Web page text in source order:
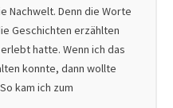
Nachwelt. Denn die Worte
Geschichten erzählten
hatte. Wenn ich das
konnte, dann wollte
kam ich zum